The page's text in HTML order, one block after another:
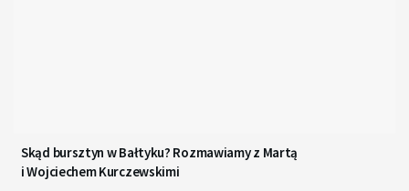
Skąd bursztyn w Bałtyku? Rozmawiamy z Martą
i Wojciechem Kurczewskimi